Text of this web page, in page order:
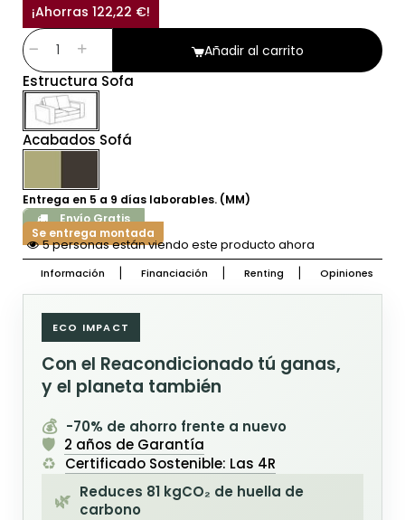
¡Ahorras 122,22 €!
Añadir al carrito
Estructura Sofa
Acabados Sofá
Entrega en 5 a 9 días laborables. (MM)
Envío Gratis
Se entrega montada
5 personas están viendo este producto ahora
Información Financiación Renting Opiniones
ECO IMPACT
Con el Reacondicionado tú ganas,
y el planeta también
💰 -70% de ahorro frente a nuevo
🛡️ 2 años de Garantía
♻️ Certificado Sostenible: Las 4R
🌿 Reduces 81 kgCO₂ de huella de
carbono